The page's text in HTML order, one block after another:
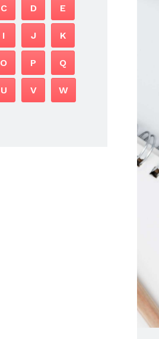
C D E
I J K
O P Q
U V W